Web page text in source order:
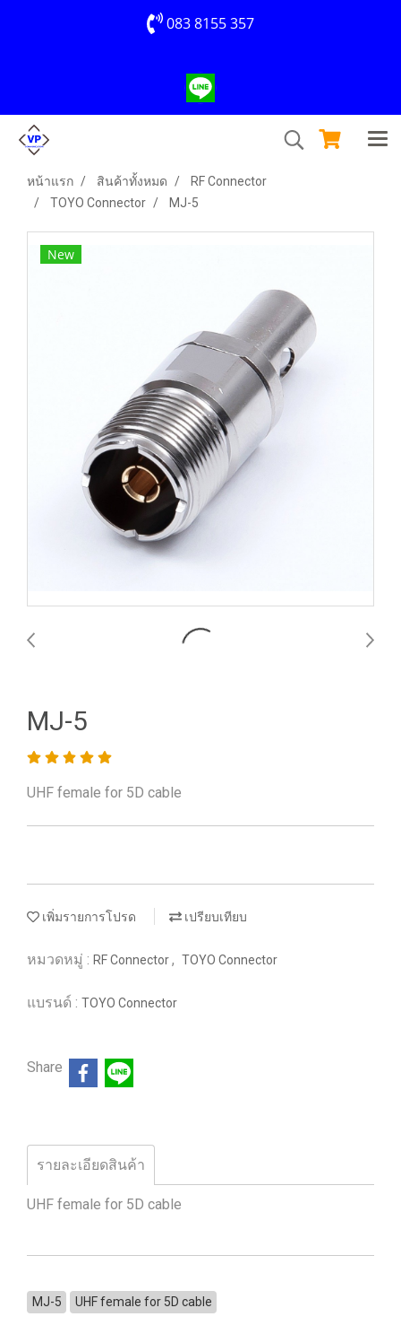
083 8155 357
หน้าแรก สินค้าทั้งหมด
RF Connector
TOYO Connector
MJ-5
New
MJ-5
UHF female for 5D cable
เพิ่มรายการโปรด เปรียบเทียบ
หมวดหมู่ : RF Connector, TOYO Connector
แบรนด์ : TOYO Connector
Share
รายละเอียดสินค้า
UHF female for 5D cable
MJ-5 UHF female for 5D cable